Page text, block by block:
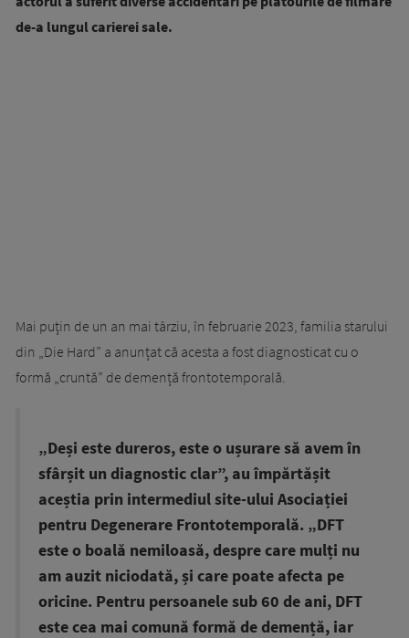
de-a lungul carierei sale.
Mai puțin de un an mai târziu, în februarie 2023, familia starului
din „Die Hard” a anunțat că acesta a fost diagnosticat cu o
formă „cruntă” de demență frontotemporală.
„Deși este dureros, este o ușurare să avem în
sfârșit un diagnostic clar”, au împărtășit
aceștia prin intermediul site-ului Asociației
pentru Degenerare Frontotemporală. „DFT
este o boală nemiloasă, despre care mulți nu
am auzit niciodată, și care poate afecta pe
oricine. Pentru persoanele sub 60 de ani, DFT
este cea mai comună formă de demență, iar